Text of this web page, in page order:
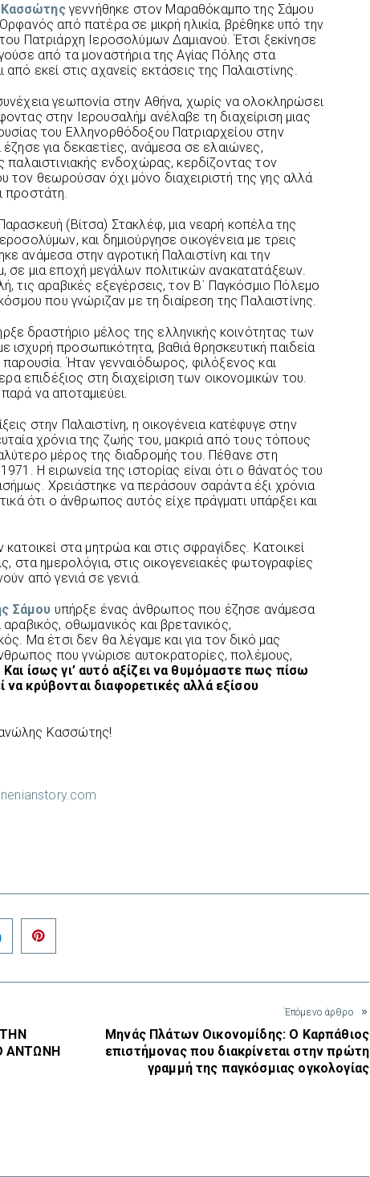
γεννήθηκε στον Μαραθόκαμπο της Σάμου
από πατέρα σε μικρή ηλικία, βρέθηκε υπό την
Πατριάρχη Ιεροσολύμων Δαμιανού. Έτσι ξεκίνησε
από τα μοναστήρια της Αγίας Πόλης στα
εκεί στις αχανείς εκτάσεις της Παλαιστίνης.
γεωπονία στην Αθήνα, χωρίς να ολοκληρώσει
στην Ιερουσαλήμ ανέλαβε τη διαχείριση μιας
του Ελληνορθόδοξου Πατριαρχείου στην
για δεκαετίες, ανάμεσα σε ελαιώνες,
παλαιστινιακής ενδοχώρας, κερδίζοντας τον
θεωρούσαν όχι μόνο διαχειριστή της γης αλλά
προστάτη.
(Βίτσα) Στακλέφ, μια νεαρή κοπέλα της
και δημιούργησε οικογένεια με τρεις
ανάμεσα στην αγροτική Παλαιστίνη και την
σε μια εποχή μεγάλων πολιτικών ανακατατάξεων.
τις αραβικές εξεγέρσεις, τον Β΄ Παγκόσμιο Πόλεμο
που γνώριζαν με τη διαίρεση της Παλαιστίνης.
δραστήριο μέλος της ελληνικής κοινότητας των
προσωπικότητα, βαθιά θρησκευτική παιδεία
παρουσία. Ήταν γενναιόδωρος, φιλόξενος και
επιδέξιος στη διαχείριση των οικονομικών του.
να αποταμιεύει.
στην Παλαιστίνη, η οικογένεια κατέφυγε στην
χρόνια της ζωής του, μακριά από τους τόπους
μέρος της διαδρομής του. Πέθανε στη
Η ειρωνεία της ιστορίας είναι ότι ο θάνατός του
Χρειάστηκε να περάσουν σαράντα έξι χρόνια
ότι ο άνθρωπος αυτός είχε πράγματι υπάρξει και
στα μητρώα και στις σφραγίδες. Κατοικεί
στα ημερολόγια, στις οικογενειακές φωτογραφίες
από γενιά σε γενιά.
Σάμου υπήρξε ένας άνθρωπος που έζησε ανάμεσα
οθωμανικός και βρετανικός,
Μα έτσι δεν θα λέγαμε και για τον δικό μας
που γνώρισε αυτοκρατορίες, πολέμους,
Και ίσως γι’ αυτό αξίζει να θυμόμαστε πως πίσω
να κρύβονται διαφορετικές αλλά εξίσου
Κασσώτης!
LinkedIn
ΑΝΤΩΝΗ
Έπόμενο άρθρο
Μηνάς Πλάτων Οικονομίδης: Ο Καρπάθιος
επιστήμονας που διακρίνεται στην πρώτη
γραμμή της παγκόσμιας ογκολογίας